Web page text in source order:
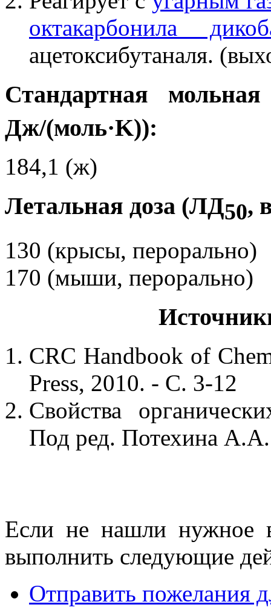
октакарбонила
ацетоксибутаналя.
Стандартная
Дж/(моль·K)):
184,1 (ж)
Летальная доза (ЛД50,
130 (крысы, перорально)
170 (мыши, перорально)
CRC Handbook of
Press, 2010. - С. 3-12
Свойства
Под ред. Потехина
Если не нашли нужное
выполнить следующие
Отправить пожелания